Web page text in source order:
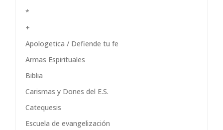
*
+
Apologetica / Defiende tu fe
Armas Espirituales
Biblia
Carismas y Dones del E.S.
Catequesis
Escuela de evangelización